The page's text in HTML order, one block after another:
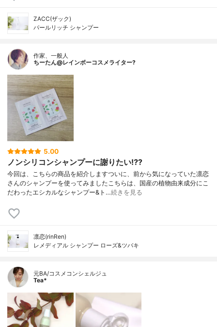
ZACC(ザック)
パールリッチ シャンプー
作家、一般人
ちーたん@レインボーコスメライター?
5.00
ノンシリコンシャンプーに謝りたい⁉️?
今回は、こちらの商品を紹介しますついに、前から気になっていた凛恋
さんのシャンプーを使ってみましたこちらは、国産の植物由来成分にこ
だわったエシカルなシャンプー&ト…続きを見る
凛恋(rinRen)
レメディアル シャンプー ローズ&ツバキ
元BA/コスメコンシェルジュ
Tea*